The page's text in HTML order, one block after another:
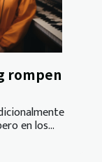
rompen
en los...